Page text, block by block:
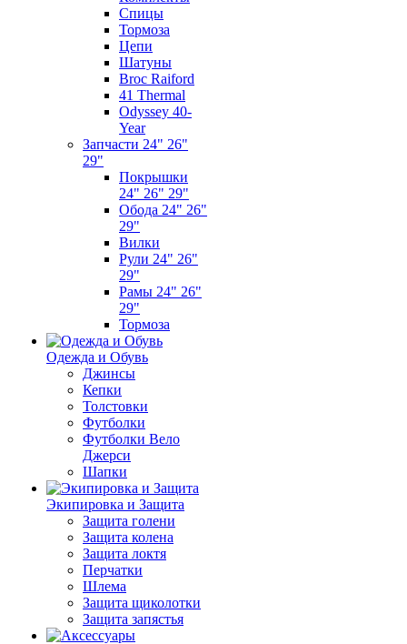
Спицы
Тормоза
Цепи
Шатуны
Broc Raiford
41 Thermal
Odyssey 40-
Year
Запчасти 24" 26"
29"
Покрышки
24" 26" 29"
Обода 24" 26"
29"
Вилки
Рули 24" 26"
29"
Рамы 24" 26"
29"
Тормоза
Одежда и Обувь
Джинсы
Кепки
Толстовки
Футболки
Футболки Вело
Джерси
Шапки
Экипировка и Защита
Защита голени
Защита колена
Защита локтя
Перчатки
Шлема
Защита щиколотки
Защита запястья